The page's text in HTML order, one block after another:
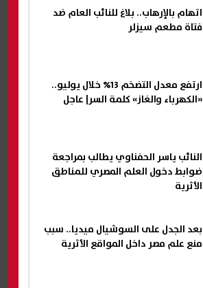
اتهام بالإرهاب.. بلاغ للنائب العام ضد
فتاة مطعم سيزلر
ارتفع معدل التضخم 13% خلال يوليو..
«الكهرباء والغاز» كلمة السر| عاجل
النائب ياسر الحفناوي يطالب بمراجعة
ضوابط دخول العلم المصري للمناطق
الأثرية
بعد الجدل على السوشيال ميديا.. سبب
منع علم مصر داخل المواقع الأثرية